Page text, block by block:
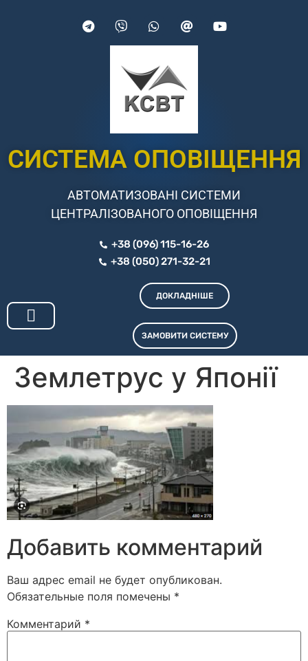
СИСТЕМА ОПОВІЩЕННЯ
АВТОМАТИЗОВАНІ СИСТЕМИ
ЦЕНТРАЛІЗОВАНОГО ОПОВІЩЕННЯ
+38 (096) 115-16-26
+38 (050) 271-32-21
ДОКЛАДНІШЕ
ЗАМОВИТИ СИСТЕМУ
Землетрус у Японії
Добавить комментарий
Ваш адрес email не будет опубликован.
Обязательные поля помечены *
Комментарий *